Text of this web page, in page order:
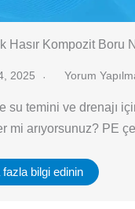
Hasır Kompozit Boru
2025 Yorum
su temini ve drenajı
mi arıyorsunuz? PE
fazla bilgi edinin